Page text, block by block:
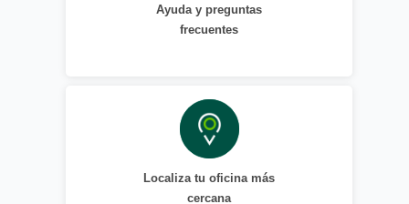
Ayuda y preguntas
frecuentes
Localiza tu oficina más
cercana